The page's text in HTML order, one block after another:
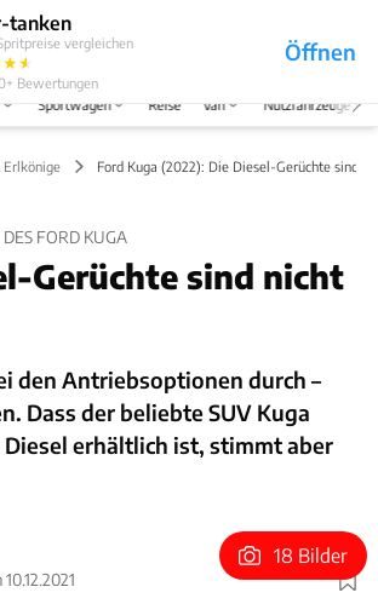
tanken
vergleichen
★★
★
Bewertungen
Öffnen
Abo
Menü
Sportwagen Reise Van Nutzfahrzeuge
Erlkönige Ford Kuga (2022): Die Diesel-Gerüchte sind
FORD KUGA
Gerüchte sind nicht
den Antriebsoptionen durch –
Dass der beliebte SUV Kuga
erhältlich ist, stimmt aber
Foto: Ford / Patrick Lang
18 Bilder